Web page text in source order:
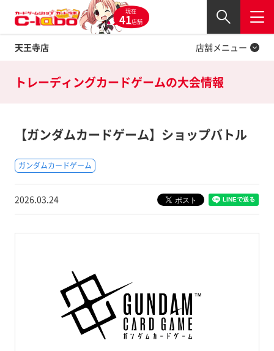
現在
41店舗
天王寺店
閉じる
店舗メニュー
Twitter
トレーディングカードゲームの大会情報
【ガンダムカードゲーム】ショップバトル
ガンダムカードゲーム
2026.03.24